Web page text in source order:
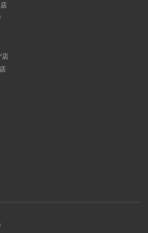
す。 Slackでは、業務で決めたことや会
ンダーを設定しておくと、とても便利
くらスケジュールを頭に入れていて
しまい、他の業務や会議の開始時間を
あります。そんな経験がある方には、
立つと思います。
簡単にReactを開発できる環境を作
にReactの開発環境を構築する。 以前
＋React（TypeScript）で挫折した
（Laravel）をバックエンドにするこ
店